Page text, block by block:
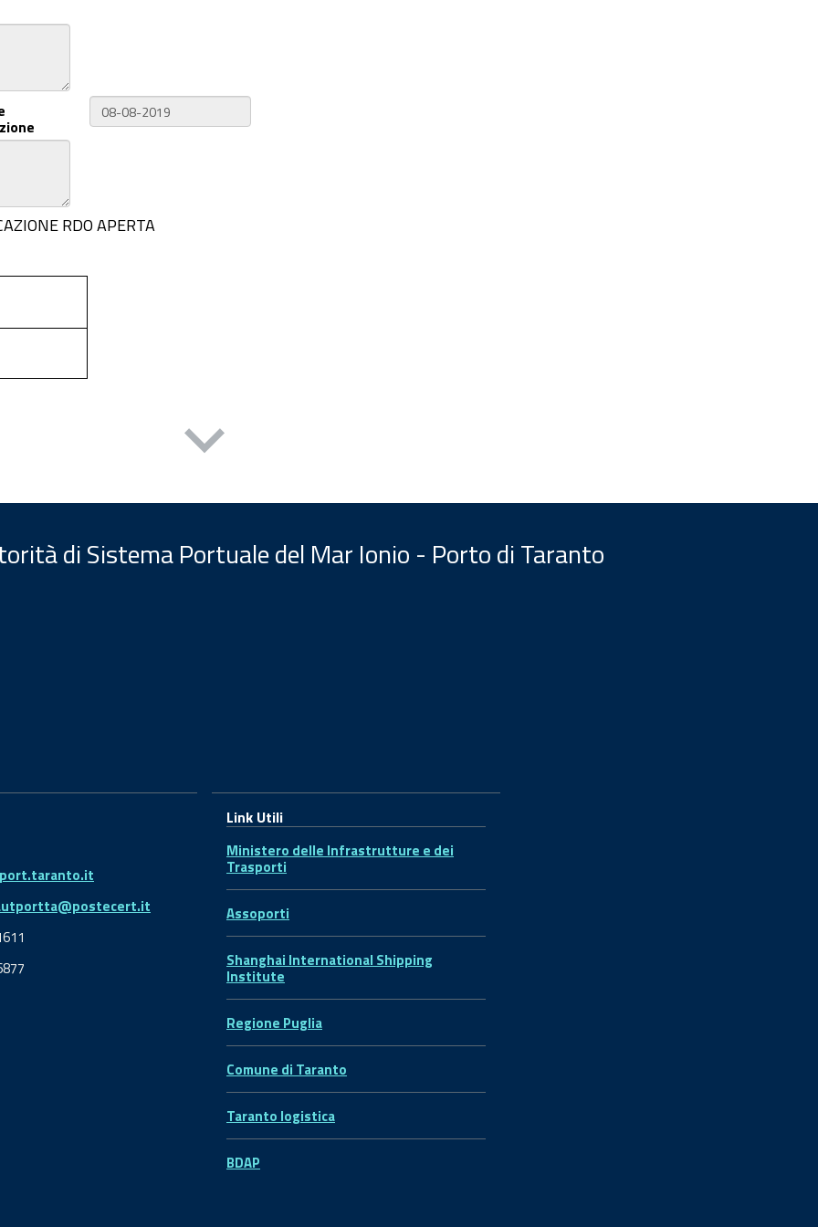
RDO APERTA
di Sistema Portuale del Mar Ionio - Porto di Taranto
Link Utili
Ministero delle Infrastrutture e dei
Trasporti
Assoporti
Shanghai International Shipping
Institute
Regione Puglia
Comune di Taranto
Taranto logistica
BDAP